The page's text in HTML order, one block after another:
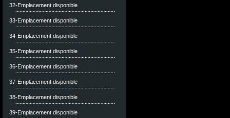
32-Emplacement disponible
33-Emplacement disponible
34-Emplacement disponible
35-Emplacement disponible
36-Emplacement disponible
37-Emplacement disponible
38-Emplacement disponible
39-Emplacement disponible